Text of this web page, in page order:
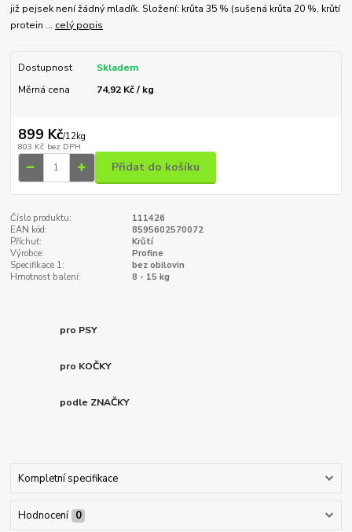
již pejsek není žádný mladík. Složení: krůta 35 % (sušená krůta 20 %, krůtí
protein ... celý popis
Dostupnost
Skladem
Měrná cena
74,92 Kč / kg
899 Kč/12kg
803 Kč bez DPH
Přidat do košíku
Číslo produktu:
111426
EAN kód:
8595602570072
Příchuť:
Krůtí
Výrobce:
Profine
Specifikace 1:
bez obilovin
Hmotnost balení:
8 - 15 kg
pro PSY
pro KOČKY
podle ZNAČKY
Kompletní specifikace
Hodnocení 0